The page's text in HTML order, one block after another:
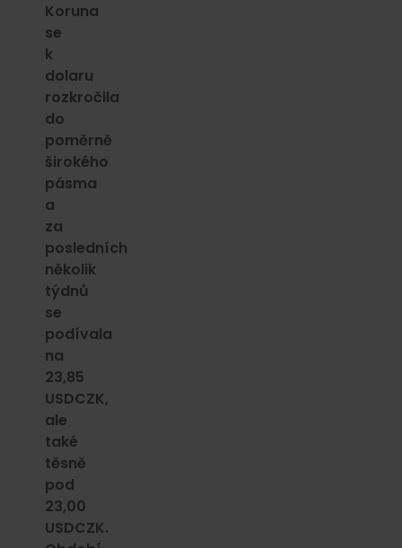
Koruna
se
k
dolaru
rozkročila
do
poměrně
širokého
pásma
a
za
posledních
několik
týdnů
se
podívala
na
23,85
USDCZK,
ale
také
těsně
pod
23,00
USDCZK.